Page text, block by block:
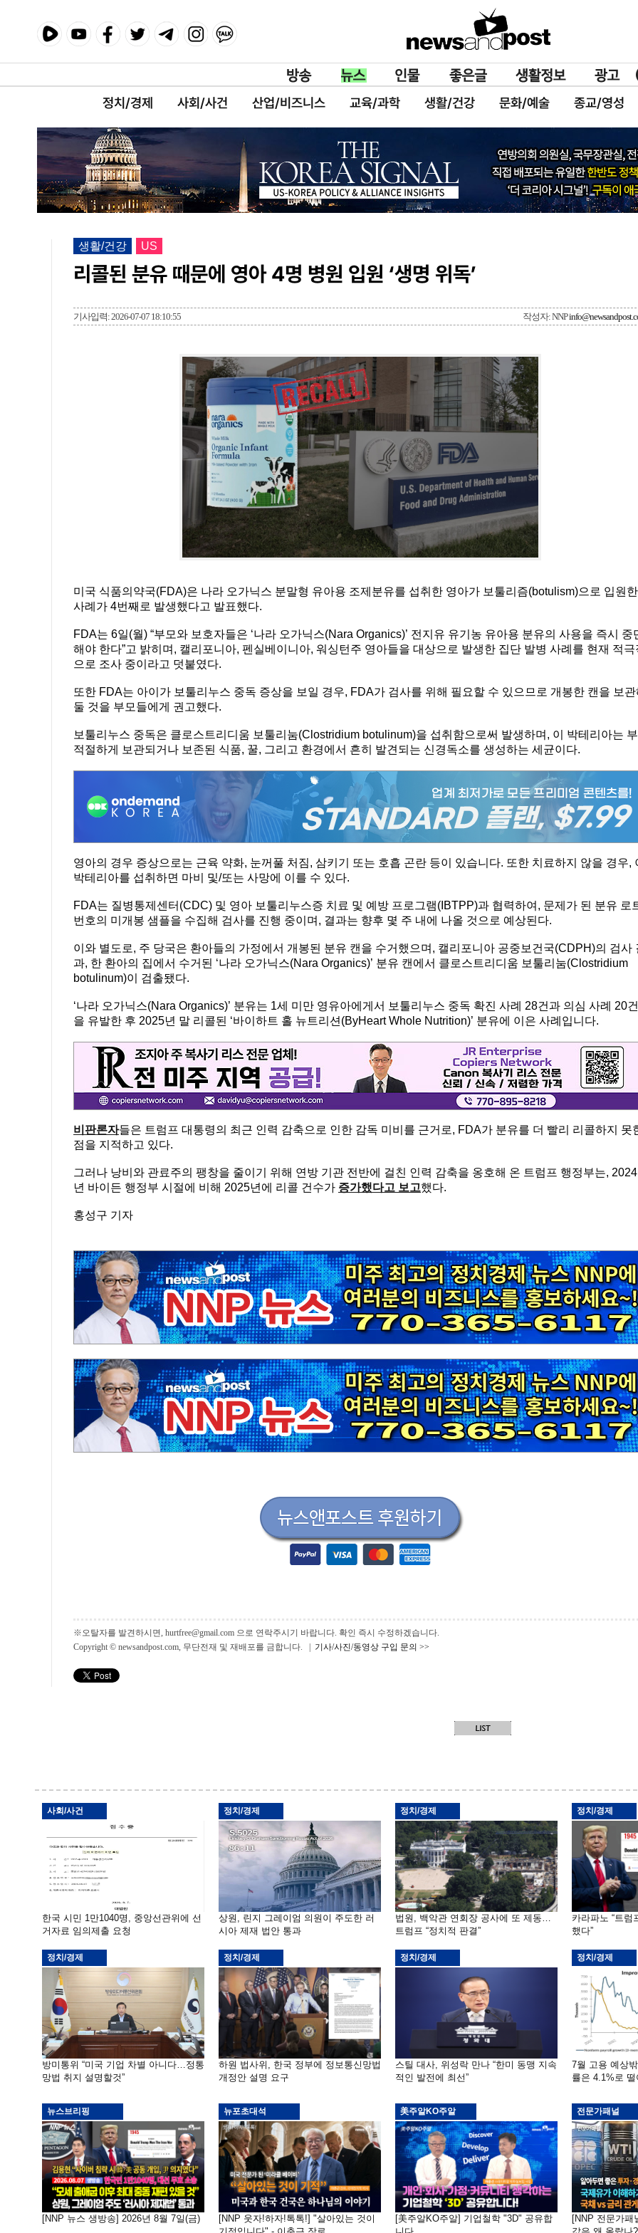
정치/경제 사회/사건 산업/비즈니스 교육/과학 생활/건강 문화/예술 종교/영성
생활/건강 US
리콜된 분유 때문에 영아 4명 병원 입원 ‘생명 위독’
기사입력: 2026-07-07 18:10:55 작성자: NNP
미국 식품의약국(FDA)은 나라 오가닉스 분말형 유아용 조제분유를 섭취한 영아가 보툴리즘(botulism)으로 입원한
사례가 4번째로 발생했다고 발표했다.
FDA는 6일(월) “부모와 보호자들은 ‘나라 오가닉스(Nara Organics)’ 전지유 유기농 유아용 분유의 사용을 즉시 중
해야 한다”고 밝히며, 캘리포니아, 펜실베이니아, 워싱턴주 영아들을 대상으로 발생한 집단 발병 사례를 현재 적극
으로 조사 중이라고 덧붙였다.
또한 FDA는 아이가 보툴리누스 중독 증상을 보일 경우, FDA가 검사를 위해 필요할 수 있으므로 개봉한 캔을 보관
둘 것을 부모들에게 권고했다.
보툴리누스 중독은 클로스트리디움 보툴리눔(Clostridium botulinum)을 섭취함으로써 발생하며, 이 박테리아는 부
적절하게 보관되거나 보존된 식품, 꿀, 그리고 환경에서 흔히 발견되는 신경독소를 생성하는 세균이다.
영아의 경우 증상으로는 근육 약화, 눈꺼풀 처짐, 삼키기 또는 호흡 곤란 등이 있습니다. 또한 치료하지 않을 경우,
박테리아를 섭취하면 마비 및/또는 사망에 이를 수 있다.
FDA는 질병통제센터(CDC) 및 영아 보툴리누스증 치료 및 예방 프로그램(IBTPP)과 협력하여, 문제가 된 분유 로
번호의 미개봉 샘플을 수집해 검사를 진행 중이며, 결과는 향후 몇 주 내에 나올 것으로 예상된다.
이와 별도로, 주 당국은 환아들의 가정에서 개봉된 분유 캔을 수거했으며, 캘리포니아 공중보건국(CDPH)의 검사
과, 한 환아의 집에서 수거된 ‘나라 오가닉스(Nara Organics)’ 분유 캔에서 클로스트리디움 보툴리눔(Clostridium
botulinum)이 검출됐다.
‘나라 오가닉스(Nara Organics)’ 분유는 1세 미만 영유아에게서 보툴리누스 중독 확진 사례 28건과 의심 사례 20건
을 유발한 후 2025년 말 리콜된 ‘바이하트 홀 뉴트리션(ByHeart Whole Nutrition)’ 분유에 이은 사례입니다.
비판론자들은 트럼프 대통령의 최근 인력 감축으로 인한 감독 미비를 근거로, FDA가 분유를 더 빨리 리콜하지 못
점을 지적하고 있다.
그러나 낭비와 관료주의 팽창을 줄이기 위해 연방 기관 전반에 걸친 인력 감축을 옹호해 온 트럼프 행정부는, 2024
년 바이든 행정부 시절에 비해 2025년에 리콜 건수가 증가했다고 보고했다.
홍성구 기자
※오탈자를 발견하시면, hurtfree@gmail.com 으로 연락주시기 바랍니다. 확인 즉시 수정하겠습니다.
Copyright © newsandpost.com, 무단전재 및 재배포를 금합니다. | 기사/사진/동영상 구입 문의 >>
사회/사건
한국 시민 1만1040명, 중앙선관위에 선
거자료 임의제출 요청
정치/경제
상원, 린지 그레이엄 의원이 주도한 러
시아 제재 법안 통과
정치/경제
법원, 백악관 연회장 공사에 또 제동…
트럼프 “정치적 판결”
정치/경제
카라파노 “트럼
했다”
정치/경제
방미통위 “미국 기업 차별 아니다…정통
망법 취지 설명할것”
정치/경제
하원 법사위, 한국 정부에 정보통신망법
개정안 설명 요구
정치/경제
스틸 대사, 위성락 만나 “한미 동맹 지속
적인 발전에 최선”
정치/경제
7월 고용 예상
률은 4.1%로 떨
뉴스브리핑
[NNP 뉴스 생방송] 2026년 8월 7일(금)
뉴포초대석
[NNP 웃자!하자!톡톡!] "살아있는 것이
美주알KO주알
[美주알KO주알] 기업철학 "3D" 공유합
전문가패널
[NNP 전문가패